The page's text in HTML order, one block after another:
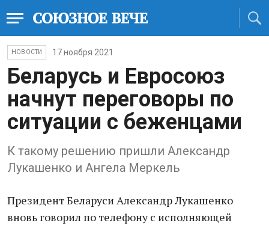
НОВОСТИ 17 ноября 2021
Беларусь и Евросоюз
начнут переговоры по
ситуации с беженцами
К такому решению пришли Александр
Лукашенко и Ангела Меркель
Президент Беларуси Александр Лукашенко
вновь говорил по телефону с исполняющей